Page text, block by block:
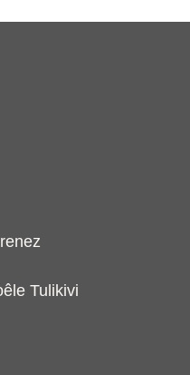
Tulikivi